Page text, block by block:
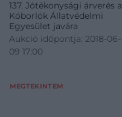
137. Jótékonysági árverés a
Kóborlók Állatvédelmi
Egyesület javára
Aukció időpontja: 2018-06-
09 17:00
MEGTEKINTEM